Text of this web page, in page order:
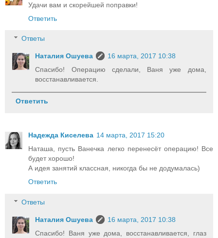
Удачи вам и скорейшей поправки!
Ответить
Ответы
Наталия Ошуева
16 марта, 2017 10:38
Спасибо! Операцию сделали, Ваня уже дома,
восстанавливается.
Ответить
Надежда Киселева 14 марта, 2017 15:20
Наташа, пусть Ванечка легко перенесёт операцию! Все
будет хорошо!
А идея занятий классная, никогда бы не додумалась)
Ответить
Ответы
Наталия Ошуева
16 марта, 2017 10:38
Спасибо! Ваня уже дома, восстанавливается, глаз